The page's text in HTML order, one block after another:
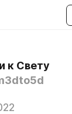
к Свету